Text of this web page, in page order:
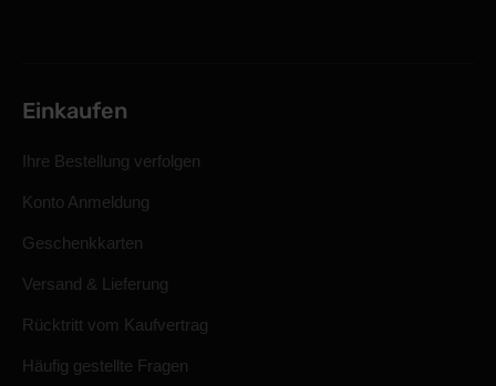
Einkaufen
Ihre Bestellung verfolgen
Konto Anmeldung
Geschenkkarten
Versand & Lieferung
Rücktritt vom Kaufvertrag
Häufig gestellte Fragen